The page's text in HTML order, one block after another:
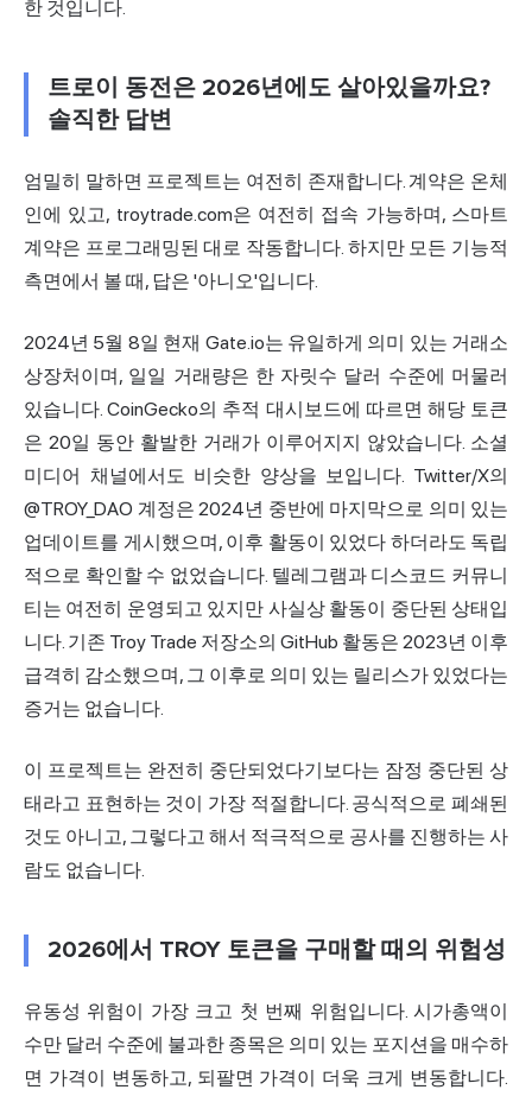
한 것입니다.
트로이 동전은 2026년에도 살아있을까요?
솔직한 답변
엄밀히 말하면 프로젝트는 여전히 존재합니다. 계약은 온체
인에 있고, troytrade.com은 여전히 접속 가능하며, 스마트
계약은 프로그래밍된 대로 작동합니다. 하지만 모든 기능적
측면에서 볼 때, 답은 '아니오'입니다.
2024년 5월 8일 현재 Gate.io는 유일하게 의미 있는 거래소
상장처이며, 일일 거래량은 한 자릿수 달러 수준에 머물러
있습니다. CoinGecko의 추적 대시보드에 따르면 해당 토큰
은 20일 동안 활발한 거래가 이루어지지 않았습니다. 소셜
미디어 채널에서도 비슷한 양상을 보입니다. Twitter/X의
@TROY_DAO 계정은 2024년 중반에 마지막으로 의미 있는
업데이트를 게시했으며, 이후 활동이 있었다 하더라도 독립
적으로 확인할 수 없었습니다. 텔레그램과 디스코드 커뮤니
티는 여전히 운영되고 있지만 사실상 활동이 중단된 상태입
니다. 기존 Troy Trade 저장소의 GitHub 활동은 2023년 이후
급격히 감소했으며, 그 이후로 의미 있는 릴리스가 있었다는
증거는 없습니다.
이 프로젝트는 완전히 중단되었다기보다는 잠정 중단된 상
태라고 표현하는 것이 가장 적절합니다. 공식적으로 폐쇄된
것도 아니고, 그렇다고 해서 적극적으로 공사를 진행하는 사
람도 없습니다.
2026에서 TROY 토큰을 구매할 때의 위험성
유동성 위험이 가장 크고 첫 번째 위험입니다. 시가총액이
수만 달러 수준에 불과한 종목은 의미 있는 포지션을 매수하
면 가격이 변동하고, 되팔면 가격이 더욱 크게 변동합니다.